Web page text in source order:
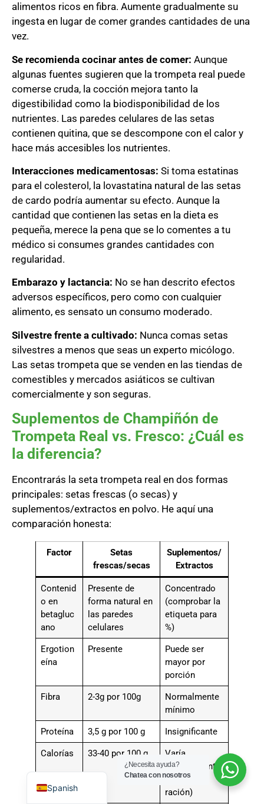
alimentos ricos en fibra. Aumente gradualmente su
ingesta en lugar de comer grandes cantidades de una
vez.
Se recomienda cocinar antes de comer: Aunque
algunas fuentes sugieren que la trompeta real puede
comerse cruda, la cocción mejora tanto la
digestibilidad como la biodisponibilidad de los
nutrientes. Las paredes celulares de las setas
contienen quitina, que se descompone con el calor y
hace más accesibles los nutrientes.
Interacciones medicamentosas: Si toma estatinas
para el colesterol, la lovastatina natural de las setas
de cardo podría aumentar su efecto. Aunque la
cantidad que contienen las setas en la dieta es
pequeña, merece la pena que se lo comentes a tu
médico si consumes grandes cantidades con
regularidad.
Embarazo y lactancia: No se han descrito efectos
adversos específicos, pero como con cualquier
alimento, es sensato un consumo moderado.
Silvestre frente a cultivado: Nunca comas setas
silvestres a menos que seas un experto micólogo.
Las setas trompeta que se venden en las tiendas de
comestibles y mercados asiáticos se cultivan
comercialmente y son seguras.
Suplementos de Champiñón de
Trompeta Real vs. Fresco: ¿Cuál es
la diferencia?
Encontrarás la seta trompeta real en dos formas
principales: setas frescas (o secas) y
suplementos/extractos en polvo. He aquí una
comparación honesta:
Factor
Setas
frescas/secas
Suplementos/
Extractos
Contenid
o en
betagluc
ano
Presente de
forma natural en
las paredes
celulares
Concentrado
(comprobar la
etiqueta para
%)
Ergotion
eína
Presente
Puede ser
mayor por
porción
Fibra 2-3g por 100g
Normalmente
mínimo
Proteína 3,5 g por 100 g Insignificante
Calorías 33-40 por 100 g
Varía
(normalmente
10-20 por
ración)
¿Necesita ayuda?
Chatea con nosotros
Spanish
French
German
Japanese
Russian
Portuguese